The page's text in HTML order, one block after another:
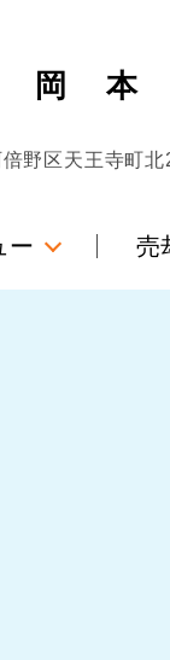
岡 本
野区天王寺町
ー 売